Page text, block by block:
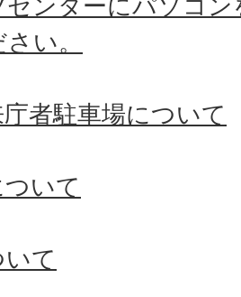
い。
者駐車場について
いて
て